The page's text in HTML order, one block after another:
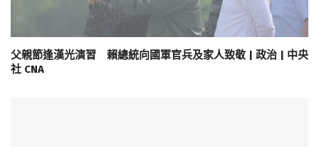
父親節逢漢光演習 賴總統向國軍官兵及家人致敬 | 政治 | 中央
社 CNA